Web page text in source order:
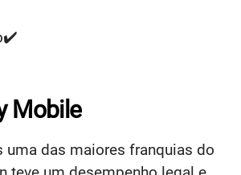
Mobile
uma das maiores franquias do